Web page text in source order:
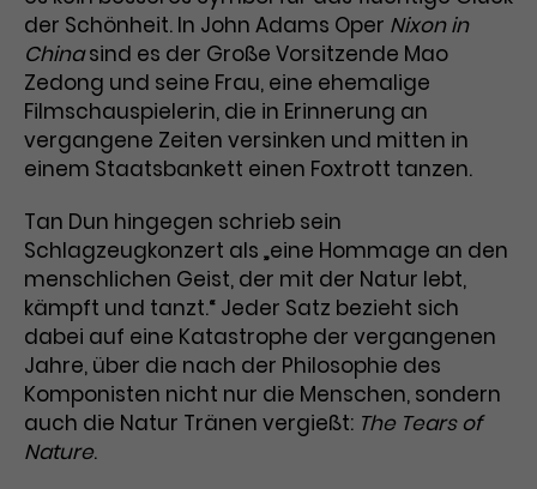
Anbieter Google Analytics
Laufzeit 1 Minute
Zweck
Das ist ein von Google Analytics
gesetztes Cookie. Bestimmte
pro Minute an Google Analytics
gesendet. Solange es gesetzt ist,
werden bestimmte
Datenübertragungen
unterbunden.
Laufzeit 3 Monate
Zweck
Dieses Cookie wird verwendet, um
Nutzerinteraktionen mit
Werbeanzeigen zu messen und
Remarketing-Funktionen
Name IDE
Anbieter Google / DoubleClick
Laufzeit 1 Jahr
der Schönheit. In John Adams Oper Nixon in
Chinasind es der Große Vorsitzende Mao
Zedong und seine Frau, eine ehemalige
Filmschauspielerin, die in Erinnerung an
vergangene Zeiten versinken und mitten in
einem Staatsbankett einen Foxtrott tanzen.
Tan Dun hingegen schrieb sein
Schlagzeugkonzert als „eine Hommage an den
menschlichen Geist, der mit der Natur lebt,
kämpft und tanzt.“ Jeder Satz bezieht sich
dabei auf eine Katastrophe der vergangenen
Jahre, über die nach der Philosophie des
Komponisten nicht nur die Menschen, sondern
auch die Natur Tränen vergießt: The Tears of
Nature.